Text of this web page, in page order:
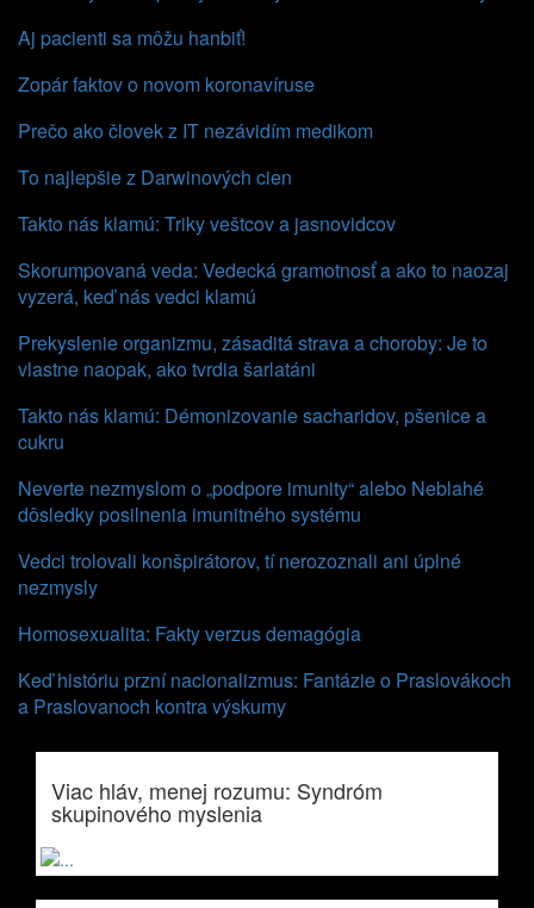
Aj pacienti sa môžu hanbiť!
Zopár faktov o novom koronavíruse
Prečo ako človek z IT nezávidím medikom
To najlepšie z Darwinových cien
Takto nás klamú: Triky veštcov a jasnovidcov
Skorumpovaná veda: Vedecká gramotnosť a ako to naozaj
vyzerá, keď nás vedci klamú
Prekyslenie organizmu, zásaditá strava a choroby: Je to
vlastne naopak, ako tvrdia šarlatáni
Takto nás klamú: Démonizovanie sacharidov, pšenice a
cukru
Neverte nezmyslom o „podpore imunity“ alebo Neblahé
dôsledky posilnenia imunitného systému
Vedci trolovali konšpirátorov, tí nerozoznali ani úplné
nezmysly
Homosexualita: Fakty verzus demagógia
Keď históriu przní nacionalizmus: Fantázie o Praslovákoch
a Praslovanoch kontra výskumy
Viac hláv, menej rozumu: Syndróm
skupinového myslenia